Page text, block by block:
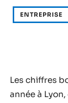
ENTREPRISE
Les chiffres
année à